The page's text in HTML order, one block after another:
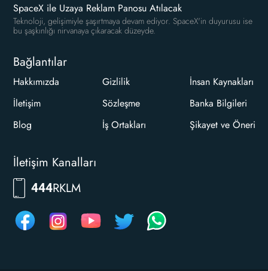
SpaceX ile Uzaya Reklam Panosu Atılacak
Teknoloji, gelişimiyle şaşırtmaya devam ediyor. SpaceX'in duyurusu ise
bu şaşkınlığı nirvanaya çıkaracak düzeyde.
Bağlantılar
Hakkımızda
İletişim
Blog
Gizlilik
Sözleşme
İş Ortakları
İnsan Kaynakları
Banka Bilgileri
Şikayet ve Öneri
İletişim Kanalları
444RKLM